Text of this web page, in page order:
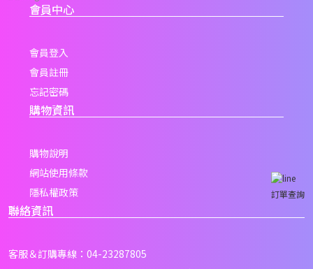
會員中心
會員登入
會員註冊
忘記密碼
購物資訊
購物說明
網站使用條款
隱私權政策
聯絡資訊
客服＆訂購專線：04-23287805
訂單查詢